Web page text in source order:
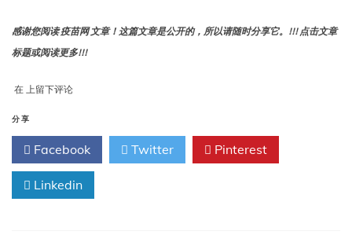
感谢您阅读 疫苗网 文章！这篇文章是公开的，所以请随时分享它。!!! 点击文章
标题或阅读更多!!!
在 两
月
大
的
婴
儿
需
上留下评论
分享
Facebook Twitter Pinterest
Linkedin